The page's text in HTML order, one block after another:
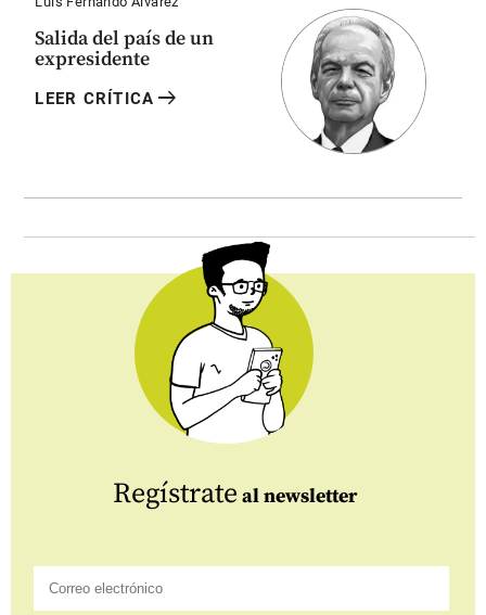
Salida del país de un
expresidente
LEER CRÍTICA arrow_right_alt
Regístrate al newsletter